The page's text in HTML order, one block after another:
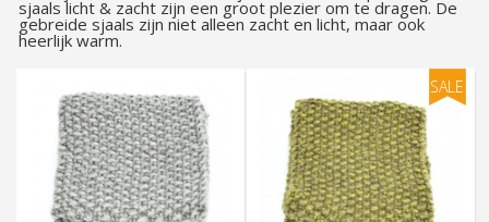
sjaals licht & zacht zijn een groot plezier om te dragen. De
gebreide sjaals zijn niet alleen zacht en licht, maar ook
heerlijk warm.
SALE